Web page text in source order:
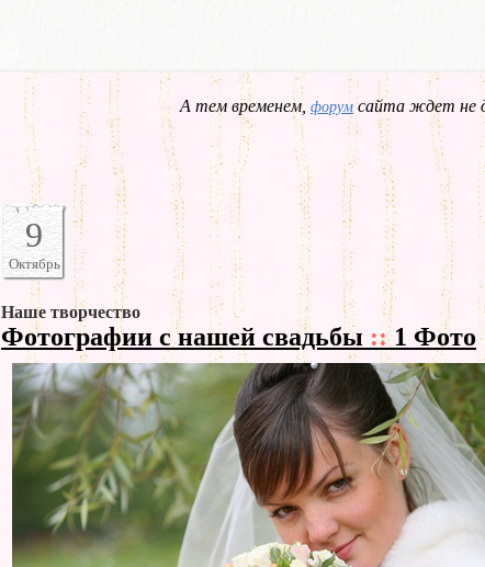
А тем временем, форум сайта ждет не
9
Октябрь
Наше творчество
Фотографии с нашей свадьбы ::1 Фото